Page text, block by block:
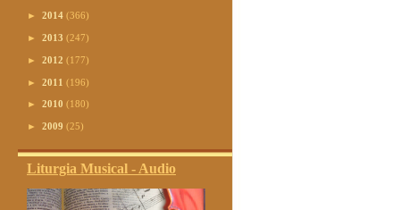
► 2014 (366)
► 2013 (247)
► 2012 (177)
► 2011 (196)
► 2010 (180)
► 2009 (25)
Liturgia Musical - Audio